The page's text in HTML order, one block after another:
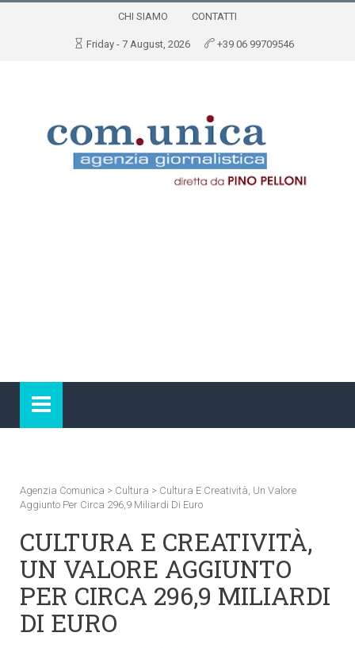
CHI SIAMO CONTATTI
Friday - 7 August, 2026 +39 06 99709546
Agenzia Comunica > Cultura > Cultura E Creatività, Un Valore
Aggiunto Per Circa 296,9 Miliardi Di Euro
CULTURA E CREATIVITÀ,
UN VALORE AGGIUNTO
PER CIRCA 296,9 MILIARDI
DI EURO